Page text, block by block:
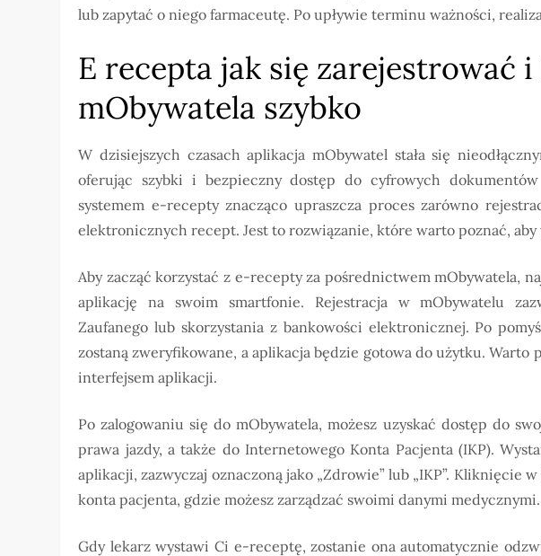
lub zapytać o niego farmaceutę. Po upływie terminu ważności,
E recepta jak się zarejestrować
mObywatela szybko
W dzisiejszych czasach aplikacja mObywatel stała się
oferując szybki i bezpieczny dostęp do cyfrowych
systemem e-recepty znacząco upraszcza proces zarówno
elektronicznych recept. Jest to rozwiązanie, które warto poznać, aby
Aby zacząć korzystać z e-recepty za pośrednictwem mObywatela,
aplikację na swoim smartfonie. Rejestracja w mObywatelu
Zaufanego lub skorzystania z bankowości elektronicznej. Po
zostaną zweryfikowane, a aplikacja będzie gotowa do użytku. Warto
interfejsem aplikacji.
Po zalogowaniu się do mObywatela, możesz uzyskać dostęp do
prawa jazdy, a także do Internetowego Konta Pacjenta (IKP).
aplikacji, zazwyczaj oznaczoną jako „Zdrowie” lub „IKP”. Kliknięcie
konta pacjenta, gdzie możesz zarządzać swoimi danymi medycznymi.
Gdy lekarz wystawi Ci e-receptę, zostanie ona automatycznie